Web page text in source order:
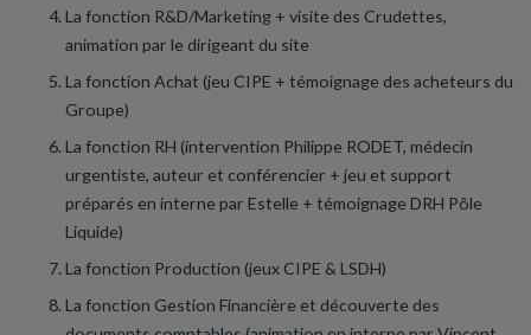
La fonction R&D/Marketing + visite des Crudettes,
animation par le dirigeant du site
La fonction Achat (jeu CIPE + témoignage des acheteurs du
Groupe)
La fonction RH (intervention Philippe RODET, médecin
urgentiste, auteur et conférencier + jeu et support
préparés en interne par Estelle + témoignage DRH Pôle
Liquide)
La fonction Production (jeux CIPE & LSDH)
La fonction Gestion Financière et découverte des